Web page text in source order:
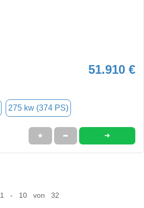
51.910 €
275 kw (374 PS)
★ ➦ ➜
1 - 10 von 32